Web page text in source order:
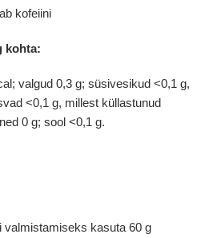
kofeiini
kohta:
valgud 0,3 g; süsivesikud <0,1 g,
<0,1 g, millest küllastunud
0 g; sool <0,1 g.
valmistamiseks kasuta 60 g